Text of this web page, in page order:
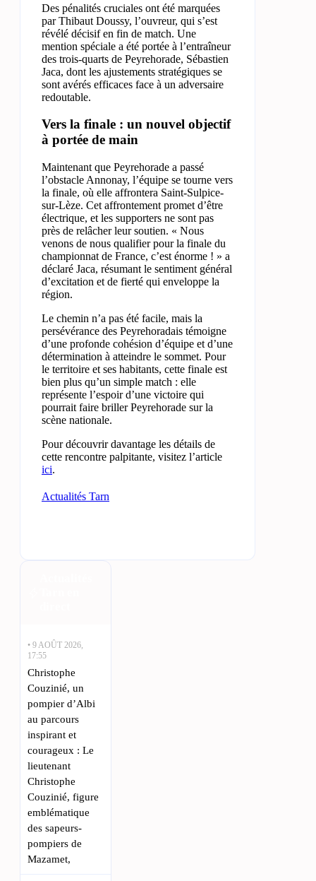
Des pénalités cruciales ont été marquées
par Thibaut Doussy, l’ouvreur, qui s’est
révélé décisif en fin de match. Une
mention spéciale a été portée à l’entraîneur
des trois-quarts de Peyrehorade, Sébastien
Jaca, dont les ajustements stratégiques se
sont avérés efficaces face à un adversaire
redoutable.
Vers la finale : un nouvel objectif
à portée de main
Maintenant que Peyrehorade a passé
l’obstacle Annonay, l’équipe se tourne vers
la finale, où elle affrontera Saint-Sulpice-
sur-Lèze. Cet affrontement promet d’être
électrique, et les supporters ne sont pas
près de relâcher leur soutien. « Nous
venons de nous qualifier pour la finale du
championnat de France, c’est énorme ! » a
déclaré Jaca, résumant le sentiment général
d’excitation et de fierté qui enveloppe la
région.
Le chemin n’a pas été facile, mais la
persévérance des Peyrehoradais témoigne
d’une profonde cohésion d’équipe et d’une
détermination à atteindre le sommet. Pour
le territoire et ses habitants, cette finale est
bien plus qu’un simple match : elle
représente l’espoir d’une victoire qui
pourrait faire briller Peyrehorade sur la
scène nationale.
Pour découvrir davantage les détails de
cette rencontre palpitante, visitez l’article
ici.
Actualités Tarn
• 9 AOÛT 2026,
17:55
Christophe
Couzinié, un
pompier d’Albi
au parcours
inspirant et
courageux : Le
lieutenant
Christophe
Couzinié, figure
emblématique
des sapeurs-
pompiers de
Mazamet,